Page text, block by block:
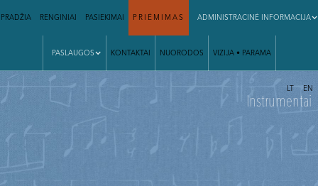
PRADŽIA RENGINIAI PASIEKIMAI PRIĖMIMAS ADMINISTRACINĖ INFORMACIJA
PASLAUGOS KONTAKTAI NUORODOS VIZIJA • PARAMA
| LT EN
Instrumentai